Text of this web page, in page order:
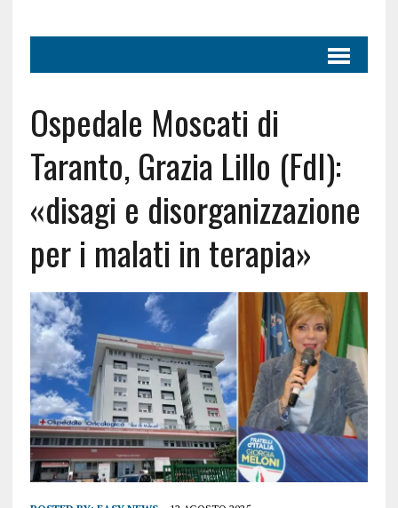
Ospedale Moscati di
Taranto, Grazia Lillo (FdI):
«disagi e disorganizzazione
per i malati in terapia»